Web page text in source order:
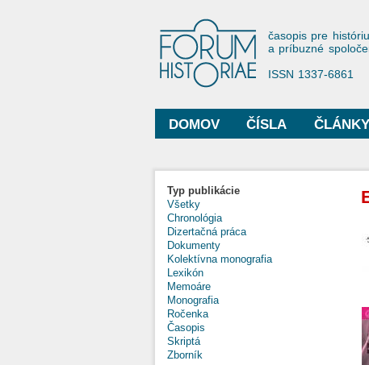
Forum
časopis pre históriu
a príbuzné
ISSN 1337-6861
Hlavné menu
DOMOV ČÍSLA ČLÁNKY
Typ publikácie
Všetky
Chronológia
Dizertačná práca
Dokumenty
Kolektívna monografia
Lexikón
Memoáre
Monografia
Ročenka
Časopis
Skriptá
Zborník